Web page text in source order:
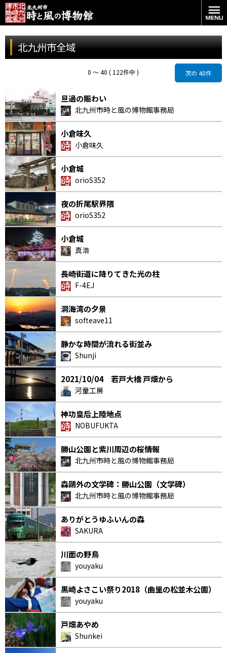
北九州市全域
0 〜 40 ( 122件中 ) 次の 40件
旦過の賑わい
北九州市時と風の博物館事務局
小倉味久
小倉味久
小倉城
orioS352
夜の折尾駅界隈
orioS352
小倉城
真浩
長崎街道に降りてきた光の柱
F-4EJ
洞海湾の夕景
softeave11
静かな時間が流れる街並み
Shunji
2021/10/04 若戸大橋 戸畑から
河童工房
神功皇后上陸地点
NOBUFUKTA
勝山公園と紫川周辺の桜情報
北九州市時と風の博物館事務局
森鷗外の文学碑：勝山公園（文学碑）
北九州市時と風の博物館事務局
ありがとうゆふいんの森
SAKURA
川面の野鳥
youyaku
黒崎よさこい祭り2018（曲里の松並木公園）
youyaku
戸畑あやめ
Shunkei